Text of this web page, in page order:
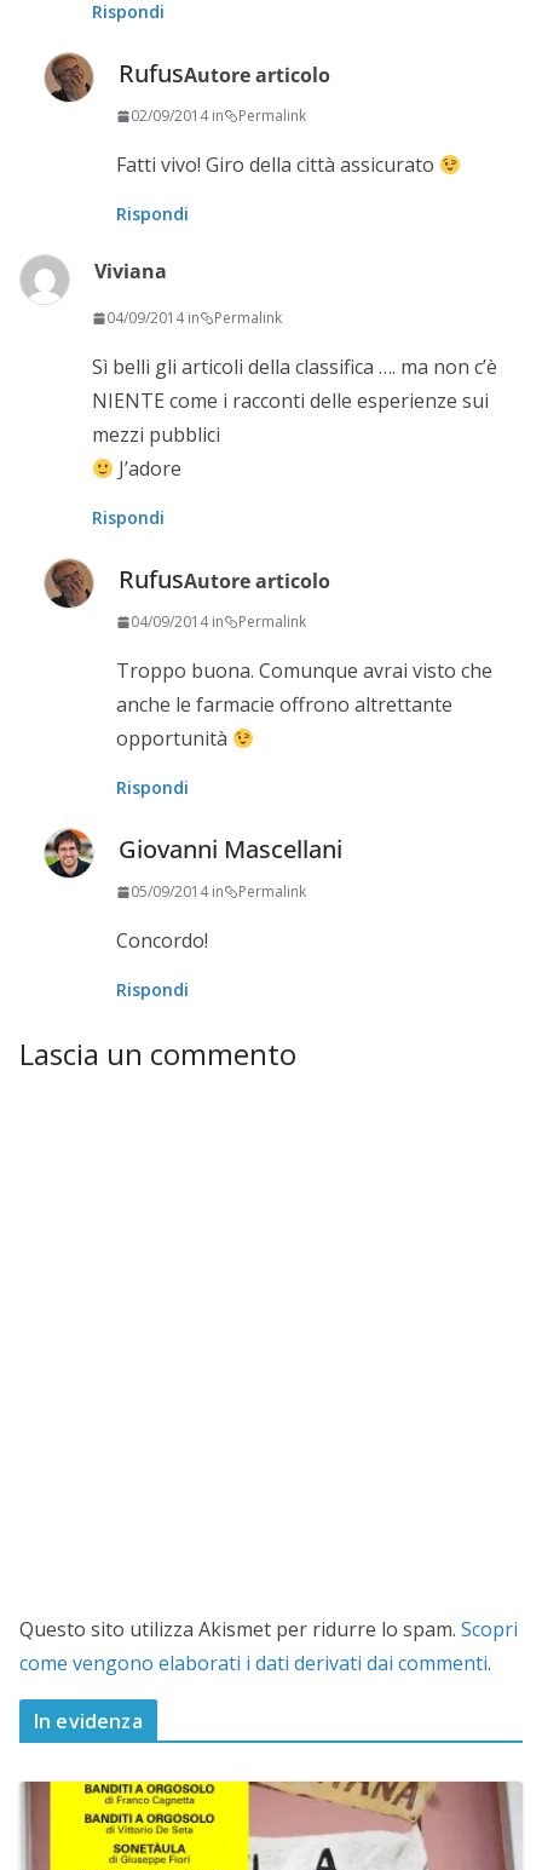
Rispondi
RufusAutore articolo
02/09/2014 in Permalink
Fatti vivo! Giro della città assicurato
Rispondi
Viviana
04/09/2014 in Permalink
Sì belli gli articoli della classifica …. ma non c’è
NIENTE come i racconti delle esperienze sui
mezzi pubblici
J’adore
Rispondi
RufusAutore articolo
04/09/2014 in Permalink
Troppo buona. Comunque avrai visto che
anche le farmacie offrono altrettante
opportunità
Rispondi
Giovanni Mascellani
05/09/2014 in Permalink
Concordo!
Rispondi
Lascia un commento
Questo sito utilizza Akismet per ridurre lo spam. Scopri
come vengono elaborati i dati derivati dai commenti.
In evidenza